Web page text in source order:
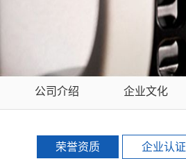
公司介绍 企业文化
荣誉资质 企业认证